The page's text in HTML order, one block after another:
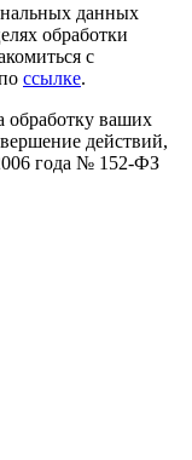
данных
обработки
с
ссылке.
обработку ваших
действий,
года № 152-ФЗ